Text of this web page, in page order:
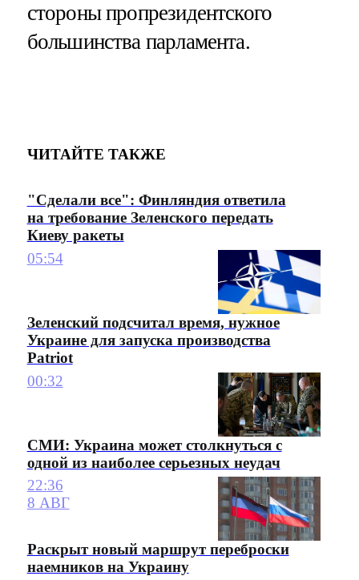
стороны пропрезидентского
большинства парламента.
ЧИТАЙТЕ ТАКЖЕ
"Сделали все": Финляндия ответила
на требование Зеленского передать
Киеву ракеты
05:54
Зеленский подсчитал время, нужное
Украине для запуска производства
Patriot
00:32
СМИ: Украина может столкнуться с
одной из наиболее серьезных неудач
22:36
8 АВГ
Раскрыт новый маршрут переброски
наемников на Украину